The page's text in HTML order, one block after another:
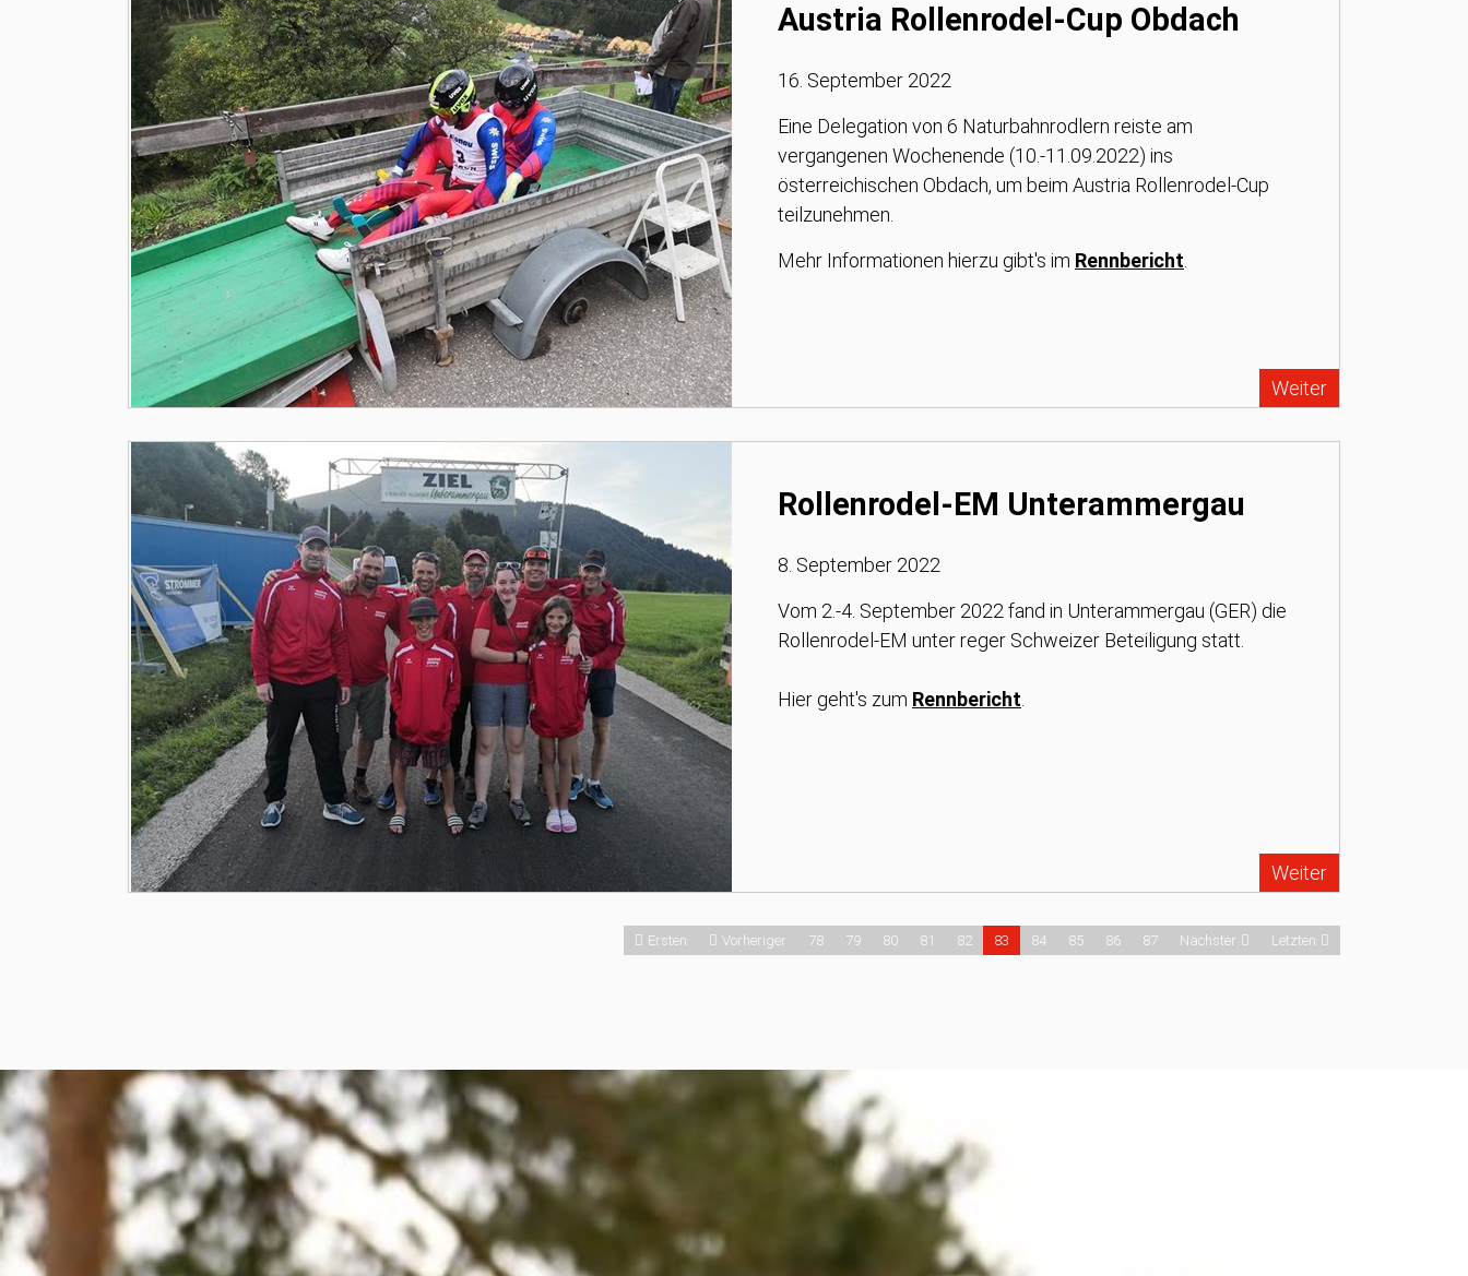
Austria Rollenrodel-Cup Obdach
16. September 2022
Eine Delegation von 6 Naturbahnrodlern reiste am
vergangenen Wochenende (10.-11.09.2022) ins
österreichischen Obdach, um beim Austria Rollenrodel-Cup
teilzunehmen.
Mehr Informationen hierzu gibt's im Rennbericht
Weiter
Rollenrodel-EM Unterammergau
8. September 2022
Vom 2.-4. September 2022 fand in Unterammergau (GER) die
Rollenrodel-EM unter reger Schweizer Beteiligung statt.
Hier geht's zum Rennbericht
Weiter
Ersten Vorheriger 78 79 80 81 82 83 84 85 86 87 Nächster Letzten